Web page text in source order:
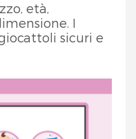
età,
I
sicuri e